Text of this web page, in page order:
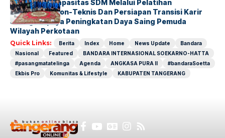
Penguatan Kapasitas SDM Melalui Pelatihan
Kompetensi Non-Teknis Dan Persiapan Transisi Karir
Sebagai Upaya Peningkatan Daya Saing Pemuda
Wilayah Perkotaan
Quick Links: Berita Index Home News Update
Bandara
Nasional
Featured
BANDARA INTERNASIONAL SOEKARNO-HATTA
#pasangmatatelinga
Agenda ANGKASA PURA II
#bandaraSoetta
Ekbis Pro
Komunitas & Lifestyle KABUPATEN TANGERANG